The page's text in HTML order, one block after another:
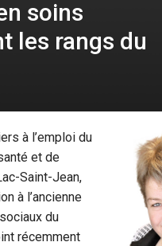
soins
les rangs du
à l’emploi du
et de
Saint-Jean,
à l’ancienne
du
récemment